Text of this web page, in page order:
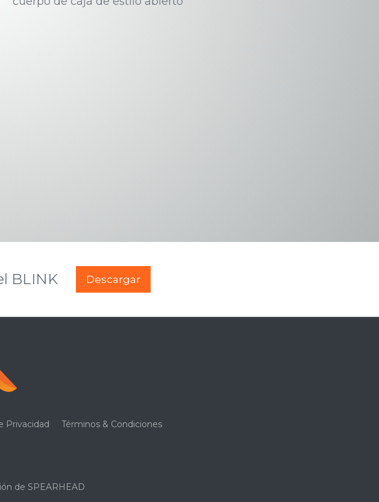
BLINK Descargar
Privacidad Términos & Condiciones
de SPEARHEAD